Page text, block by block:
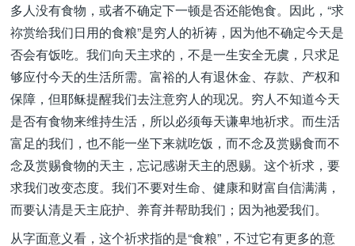
多人没有食物，或者不确定下一顿是否还能饱食。因此，“求
祢赏给我们日用的食粮”是穷人的祈祷，因为他不确定今天是
否会有饭吃。我们向天主求的，不是一生安全无虞，只求足
够应付今天的生活所需。富裕的人有退休金、存款、产权和
保障，但耶稣提醒我们去注意穷人的现况。穷人不知道今天
是否有食物来维持生活，所以必须每天谦卑地祈求。而生活
富足的我们，也不能一坐下来就吃饭，而不念及赏赐食而不
念及赏赐食物的天主，忘记感谢天主的恩赐。这个祈求，要
求我们改变态度。我们不要对生命、健康和财富自信满满，
而要认清是天主庇护、养育并帮助我们；因为祂爱我们。
从字面意义看，这个祈求指的是“食粮”，不过它有更多的意